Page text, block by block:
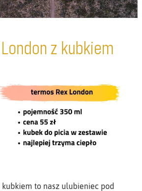
z kubkiem
kubkiem to nasz ulubieniec pod